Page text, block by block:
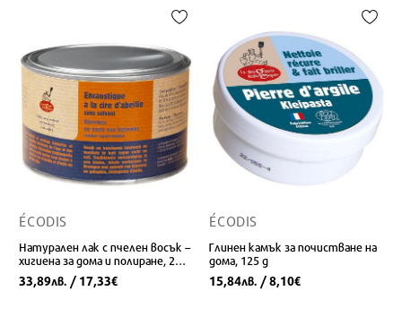
ÉCODIS
Натурален лак с пчелен восък –
хигиена за дома и полиране, 240
g
33,89лв. / 17,33€
ÉCODIS
Глинен камък за почистване на
дома, 125 g
15,84лв. / 8,10€